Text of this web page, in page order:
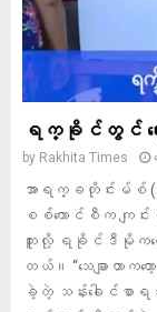
ရက္ခိုင်တွင် ရွ
by Rakhita Times
အာရက္ခတိုင်းမ်စ်
စစ်ကောင်စီက ကျင်း
ဘူးလို့ ရခိုင်ဒီမိုကရေအဖွဲ့
တယ်။ “သေချာတာကတ
ခဲ့တဲ့ သန်းခေါင်စာရ